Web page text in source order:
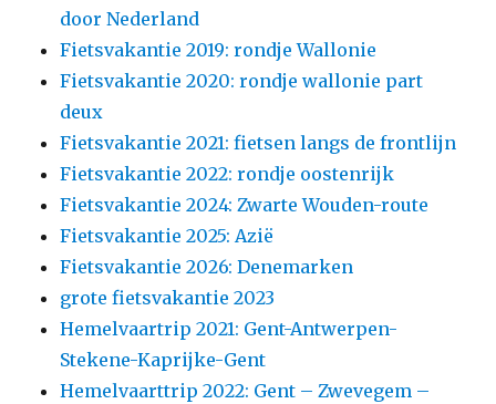
door Nederland
Fietsvakantie 2019: rondje Wallonie
Fietsvakantie 2020: rondje wallonie part
deux
Fietsvakantie 2021: fietsen langs de frontlijn
Fietsvakantie 2022: rondje oostenrijk
Fietsvakantie 2024: Zwarte Wouden-route
Fietsvakantie 2025: Azië
Fietsvakantie 2026: Denemarken
grote fietsvakantie 2023
Hemelvaartrip 2021: Gent-Antwerpen-
Stekene-Kaprijke-Gent
Hemelvaarttrip 2022: Gent – Zwevegem –